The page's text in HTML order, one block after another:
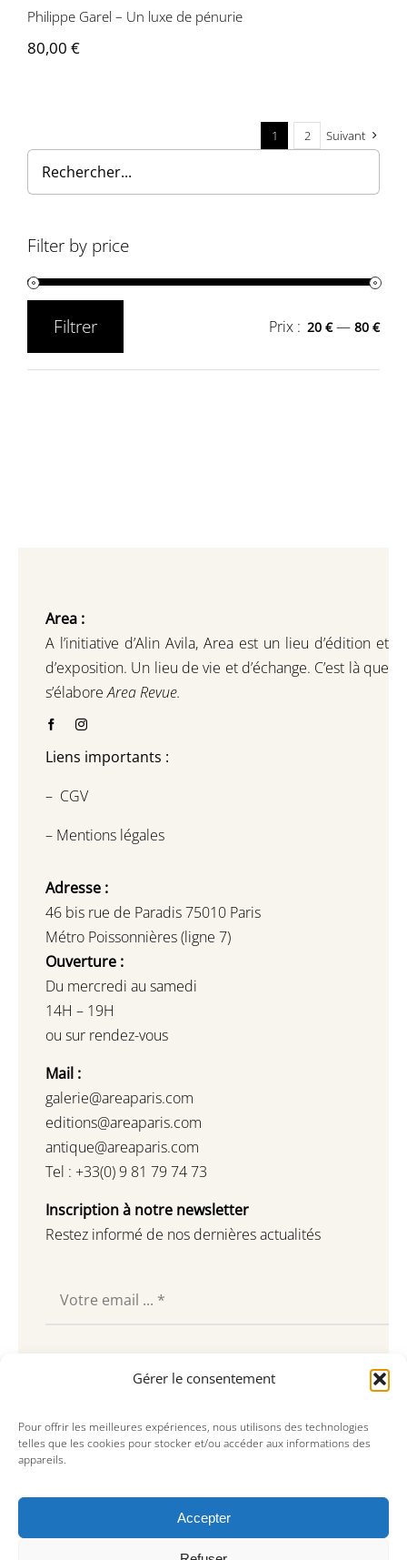
Gérer le consentement
Pour offrir les meilleures expériences, nous utilisons des technologies
telles que les cookies pour stocker et/ou accéder aux informations des
appareils.
Accepter
Philippe Garel – Un luxe de pénurie
80,00 €
1 2 Suivant
Filter by price
Filtrer Prix : 20 €—80 €
Area :
A l’initiative d’Alin Avila, Area est un lieu d’édition et
d’exposition. Un lieu de vie et d’échange. C’est là que
s’élaboreArea Revue.
Liens importants :
– CGV
– Mentions légales
Adresse :
46 bis rue de Paradis 75010 Paris
Métro Poissonnières (ligne 7)
Ouverture :
Du mercredi au samedi
14H – 19H
ou sur rendez-vous
Mail :
galerie@areaparis.com
editions@areaparis.com
antique@areaparis.com
Tel : +33(0) 9 81 79 74 73
Inscription à notre newsletter
Restez informé de nos dernières actualités
Souscrire